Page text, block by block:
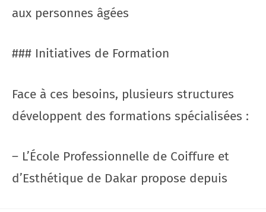
aux personnes âgées
### Initiatives de Formation
Face à ces besoins, plusieurs structures
développent des formations spécialisées :
– L’École Professionnelle de Coiffure et
d’Esthétique de Dakar propose depuis